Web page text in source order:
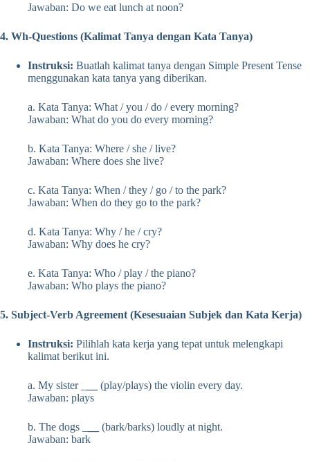
Jawaban: Do we eat lunch at noon?
4. Wh-Questions (Kalimat Tanya dengan Kata Tanya)
Instruksi: Buatlah kalimat tanya dengan Simple Present Tense
menggunakan kata tanya yang diberikan.
a. Kata Tanya: What / you / do / every morning?
Jawaban: What do you do every morning?
b. Kata Tanya: Where / she / live?
Jawaban: Where does she live?
c. Kata Tanya: When / they / go / to the park?
Jawaban: When do they go to the park?
d. Kata Tanya: Why / he / cry?
Jawaban: Why does he cry?
e. Kata Tanya: Who / play / the piano?
Jawaban: Who plays the piano?
5. Subject-Verb Agreement (Kesesuaian Subjek dan Kata Kerja)
Instruksi: Pilihlah kata kerja yang tepat untuk melengkapi
kalimat berikut ini.
a. My sister _
(play/plays) the violin every day.
Jawaban: plays
b. The dogs _
(bark/barks) loudly at night.
Jawaban: bark